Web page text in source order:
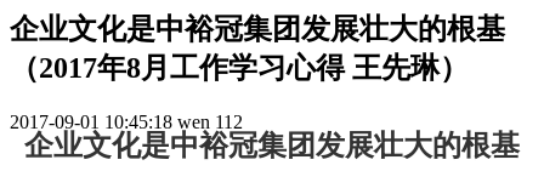
企业文化是中裕冠集团发展壮大的根基
（2017年8月工作学习心得 王先琳）
2017-09-01 10:45:18 wen 112
企业文化是中裕冠集团发展壮大的根基